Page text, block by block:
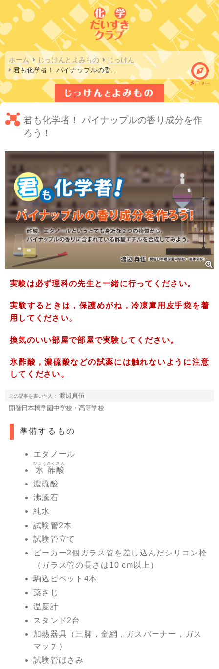
ホーム じっけんとよみもの
じっけん
君も化学者！ パイナップルの香
君も化学者！ パイナップルの香り成分を作
ろう！
実験は必ず理科の先生と一緒に行ってください。
実験するときは，保護めがね，冷凍庫用皮手袋を着
用してください。
換気のいい部屋で部屋で実験してください。
氷酢酸，濃硫酸などの試薬には触れないように注意
してください。
この記事を書いた人： 渡辺真伍
開智日本橋学園中学校・高等学校
準備するもの
エタノール
氷
ひょう
酢酸
さくさん
濃硫酸
沸騰石
純水
試験管2本
試験管立て
ビーカー2個ガラス管を差し込んだシリコン栓
（ガラス管の長さは10 cm以上）
駒込ピペット4本
薬さじ
温度計
スタンド2台
加熱器具（三脚，金網，ガスバーナー，ガス
マッチ）
試験管ばさみ